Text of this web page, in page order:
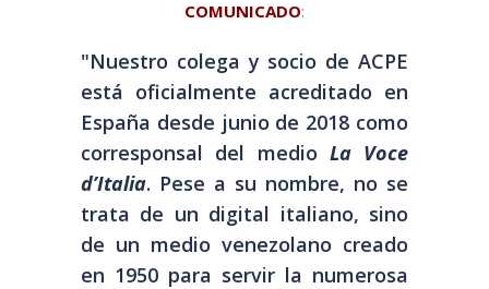
COMUNICADO:
"Nuestro colega y socio de ACPE
está oficialmente acreditado en
España desde junio de 2018 como
corresponsal del medio La Voce
d’Italia. Pese a su nombre, no se
trata de un digital italiano, sino
de un medio venezolano creado
en 1950 para servir la numerosa